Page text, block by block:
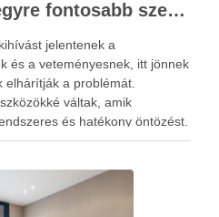
Miért töltenek be egyre fontosabb szerepet a locsolótömlők?
jelentenek a
és a veteményesnek, itt jönnek
elhárítják a problémát.
váltak, amik
és hatékony öntözést.
a növények fejlődésére van